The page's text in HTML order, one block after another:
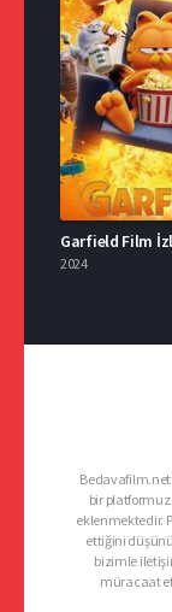
Garfield Film
2024
Bedavafilm.net
bir
eklenmektedir.
ettiğini
bizimle
müracaat